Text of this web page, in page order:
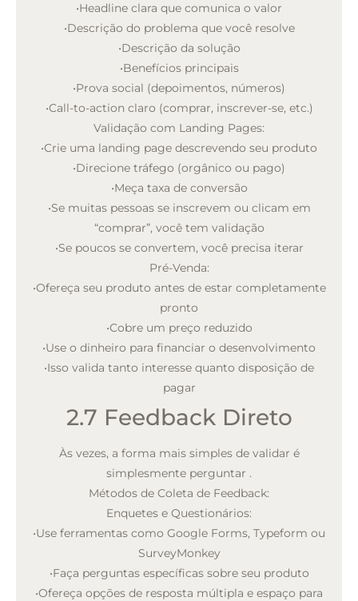
•Headline clara que comunica o valor
•Descrição do problema que você resolve
•Descrição da solução
•Benefícios principais
•Prova social (depoimentos, números)
•Call-to-action claro (comprar, inscrever-se, etc.)
Validação com Landing Pages:
•Crie uma landing page descrevendo seu produto
•Direcione tráfego (orgânico ou pago)
•Meça taxa de conversão
•Se muitas pessoas se inscrevem ou clicam em
“comprar”, você tem validação
•Se poucos se convertem, você precisa iterar
Pré-Venda:
•Ofereça seu produto antes de estar completamente
pronto
•Cobre um preço reduzido
•Use o dinheiro para financiar o desenvolvimento
•Isso valida tanto interesse quanto disposição de
pagar
2.7 Feedback Direto
Às vezes, a forma mais simples de validar é
simplesmente perguntar .
Métodos de Coleta de Feedback:
Enquetes e Questionários:
•Use ferramentas como Google Forms, Typeform ou
SurveyMonkey
•Faça perguntas específicas sobre seu produto
•Ofereça opções de resposta múltipla e espaço para